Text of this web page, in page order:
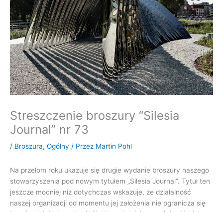
Streszczenie broszury “Silesia
Journal” nr 73
/ Broszura, Ogólny / Przez Martin Pohl
Na przełom roku ukazuje się drugie wydanie broszury naszego
stowarzyszenia pod nowym tytułem „Silesia Journal”. Tytuł ten
jeszcze mocniej niż dotychczas wskazuje, że działalność
naszej organizacji od momentu jej założenia nie ogranicza się